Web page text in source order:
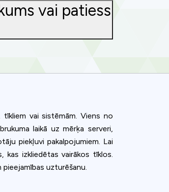
vai patiess
vai sistēmām. Viens no
laikā uz mērķa serveri,
piekļuvi pakalpojumiem. Lai
izkliedētas vairākos tīklos.
uzturēšanu.